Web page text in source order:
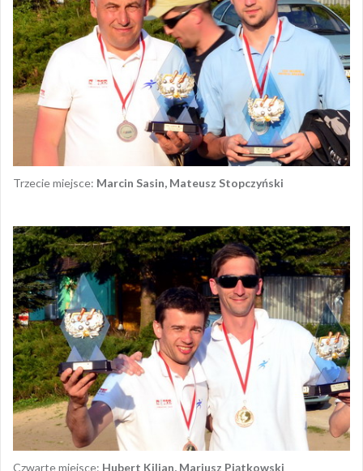
Trzecie miejsce: Marcin Sasin, Mateusz Stopczyński
Czwarte miejsce: Hubert Kilian, Mariusz Piątkowski